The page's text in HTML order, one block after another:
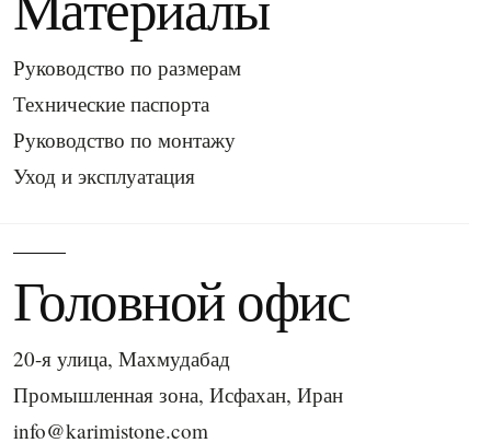
Руководство по размерам
Технические паспорта
Руководство по монтажу
Уход и эксплуатация
Головной офис
20-я улица, Махмудабад
Промышленная зона, Исфахан, Иран
info@karimistone.com